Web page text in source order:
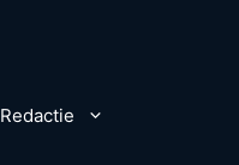
Redactie